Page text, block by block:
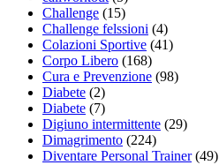
Challenge (15)
Challenge felssioni (4)
Colazioni Sportive (41)
Corpo Libero (168)
Cura e Prevenzione (98)
Diabete (2)
Diabete (7)
Digiuno intermittente (29)
Dimagrimento (224)
Diventare Personal Trainer(49)